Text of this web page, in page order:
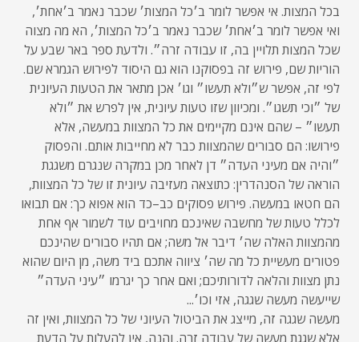
בכל המצות. אי אפשר לומר ב׳כל המצות׳ שכבר נאמר ב׳אחת׳,
ואי אפשר לומר ב׳אחת׳ שכבר נאמר ב׳כל המצות׳, הא מה מצוה
שכל המצות תלויין בה, זו עבודה זרה״. ולדעת ספר באר שבע על
הוריות שם, פירוש זה בפסוקנו הוא גם היסוד לפירוש הגמרא שם.
לפי זה, אפשר ש״ולא תעשו״ וגו׳ אכן מתאר את הטעות העיונית
של ״וכי תשגו״. ומכיוון שזו טעות עיונית, אין לפרש את ״ולא
תעשו״ – שהם אינם מקיימים את כל המצוות במעשה, אלא
פירושו: הם סבורים שהמצוות כבר לא מחייבות אותם. והפסוק
״והיה אם מעיני העדה״ דן לאחר מכן במקרה שנגרם משגגת
הוראה של הסנהדרין: כתוצאה מעזיבה עיונית זו של כל המצוות,
הם חטאו במעשה. פירוש פסוקים כב–כד הוא אפוא כך: אם תבואו
לכלל טעות של מחשבה שאינכם מחויבים עוד לשמור אף אחת
מהמצוות האלה שה׳ דיבר אל משה; אם תהיו סבורים שהינכם
פטורים מעשיית כל מה שה׳ ציווה אתכם ביד משה, מן היום שהוא
נתן מצוות והלאה לדורותיכם; ואם אחר כך יגרמו ״עיני העדה״
שייעשה מעשה שגגה, אזי וכו׳...
מעשה שגגה זה, מייצג את הביטול העיוני של כל המצוות, ואין זה
אלא שגגת מעשה של עבודה זרה. והנה, אין להעלות על הדעת